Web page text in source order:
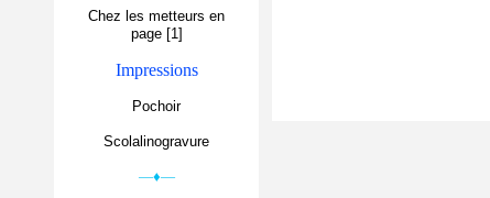
Chez les metteurs en
page [1]
Impressions
Pochoir
Scolalinogravure
—♦—